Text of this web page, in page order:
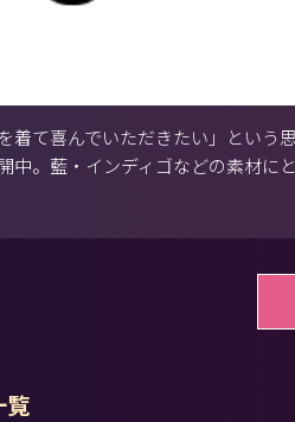
着て喜んでいただきたい」とい
中。藍・インディゴなどの素材に
覧